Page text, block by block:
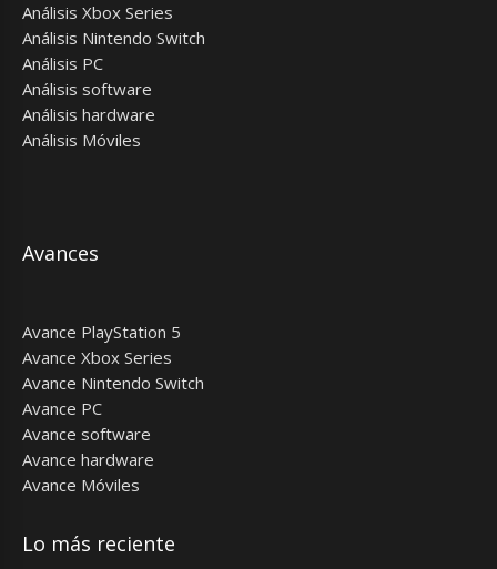
Análisis Xbox Series
Análisis Nintendo Switch
Análisis PC
Análisis software
Análisis hardware
Análisis Móviles
Avances
Avance PlayStation 5
Avance Xbox Series
Avance Nintendo Switch
Avance PC
Avance software
Avance hardware
Avance Móviles
Lo más reciente